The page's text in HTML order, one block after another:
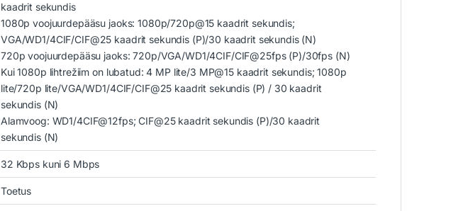
kaadrit sekundis
1080p voojuurdepääsu jaoks: 1080p/720p@15 kaadrit sekundis;
VGA/WD1/4CIF/CIF@25 kaadrit sekundis (P)/30 kaadrit sekundis (N)
720p voojuurdepääsu jaoks: 720p/VGA/WD1/4CIF/CIF@25fps (P)/30fps (N)
Kui 1080p lihtrežiim on lubatud: 4 MP lite/3 MP@15 kaadrit sekundis; 1080p
lite/720p lite/VGA/WD1/4CIF/CIF@25 kaadrit sekundis (P) / 30 kaadrit
sekundis (N)
Alamvoog: WD1/4CIF@12fps; CIF@25 kaadrit sekundis (P)/30 kaadrit
sekundis (N)
32 Kbps kuni 6 Mbps
Toetus